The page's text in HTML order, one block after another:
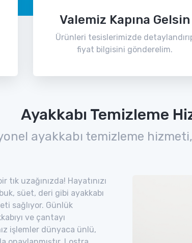
Valemiz Kapına Gelsin
Ürünleri tesislerimizde
fiyat bilgisini gönderelim.
Ayakkabı Temizleme
ayakkabı temizleme
uzağınızda! Hayatınızı
süet, deri gibi ayakkabı
sağlıyor. Günlük
ve çantayı
işlemler dünyaca ünlü,